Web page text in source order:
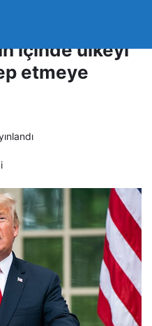
içinde ülkeyi
etmeye